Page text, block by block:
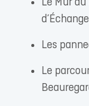
Les
Le